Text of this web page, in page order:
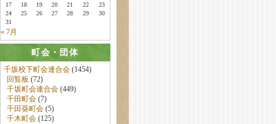
17
18 19 20 21 22
23
24
25 26 27 28 29
30
31
« 7月
町会・団体
千坂校下町会連合会(1454)
回覧板 (72)
千坂町会連合会(449)
千田町会(7)
千田葵町会(5)
千木町会(125)